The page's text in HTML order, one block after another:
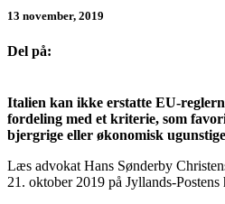
13 november, 2019
Del på:
Italien kan ikke erstatte EU-
fordeling med et kriterie, som
bjergrige eller økonomisk
Læs advokat Hans Sønderby
21. oktober 2019 på Jyllands-Postens